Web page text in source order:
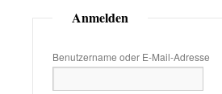
Anmelden
Benutzername oder E-Mail-Adresse